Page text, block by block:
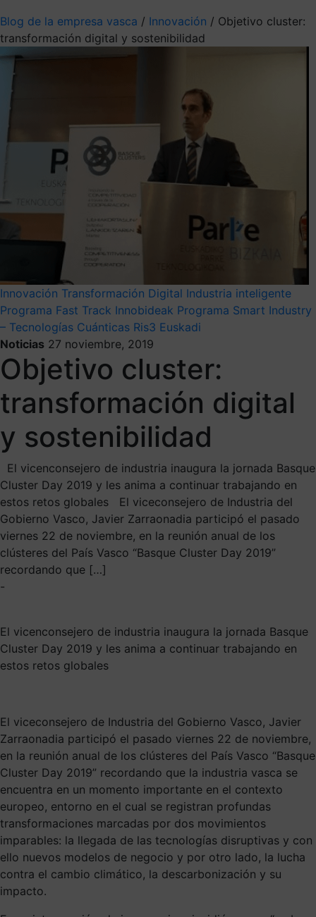
Blog de la empresa vasca / Innovación / Objetivo cluster:
transformación digital y sostenibilidad
Innovación Transformación Digital Industria inteligente
Programa Fast Track Innobideak Programa Smart Industry
– Tecnologías Cuánticas Ris3 Euskadi
Noticias 27 noviembre, 2019
Objetivo cluster:
transformación digital
y sostenibilidad
El vicenconsejero de industria inaugura la jornada Basque
Cluster Day 2019 y les anima a continuar trabajando en
estos retos globales El viceconsejero de Industria del
Gobierno Vasco, Javier Zarraonadia participó el pasado
viernes 22 de noviembre, en la reunión anual de los
clústeres del País Vasco “Basque Cluster Day 2019”
recordando que […]
-
El vicenconsejero de industria inaugura la jornada Basque
Cluster Day 2019 y les anima a continuar trabajando en
estos retos globales
El viceconsejero de Industria del Gobierno Vasco, Javier
Zarraonadia participó el pasado viernes 22 de noviembre,
en la reunión anual de los clústeres del País Vasco “Basque
Cluster Day 2019” recordando que la industria vasca se
encuentra en un momento importante en el contexto
europeo, entorno en el cual se registran profundas
transformaciones marcadas por dos movimientos
imparables: la llegada de las tecnologías disruptivas y con
ello nuevos modelos de negocio y por otro lado, la lucha
contra el cambio climático, la descarbonización y su
impacto.